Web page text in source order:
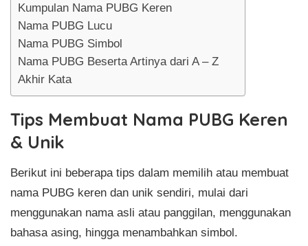
Kumpulan Nama PUBG Keren
Nama PUBG Lucu
Nama PUBG Simbol
Nama PUBG Beserta Artinya dari A – Z
Akhir Kata
Tips Membuat Nama PUBG Keren
& Unik
Berikut ini beberapa tips dalam memilih atau membuat
nama PUBG keren dan unik sendiri, mulai dari
menggunakan nama asli atau panggilan, menggunakan
bahasa asing, hingga menambahkan simbol.